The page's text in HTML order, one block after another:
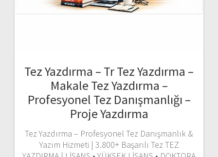
Tez Yazdırma – Tr Tez Yazdırma –
Makale Tez Yazdırma –
Profesyonel Tez Danışmanlığı –
Proje Yazdırma
Tez Yazdırma – Profesyonel Tez Danışmanlık &
Yazım Hizmeti | 3.800+ Başarılı Tez TEZ